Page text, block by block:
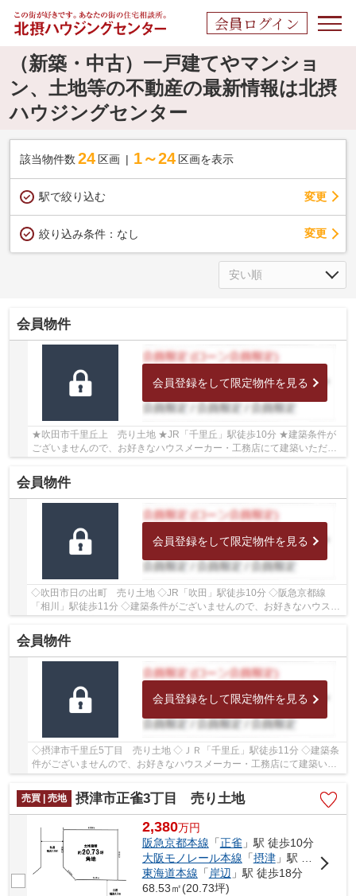
会員ログイン
（新築・中古）一戸建てやマンショ
ン、土地等の不動産の最新情報は北摂
ハウジングセンター
該当物件数 24 区画 1～24 区画を表示
駅で絞り込む 変更
絞り込み条件： なし 変更
会員物件
会員登録をして限定物件を見る
★吹田市千里丘上 売り土地 ★JR「千里丘」駅徒歩10分 ★建築条件が
ございませんので、お好きなハウスメーカー・工務店にて建築いただけ
ます ★土地面積約65.45坪(216.37㎡) ★建ぺい率60...
会員物件
会員登録をして限定物件を見る
◇吹田市日の出町 売り土地 ◇JR「吹田」駅徒歩10分 ◇阪急京都線
「相川」駅徒歩11分 ◇建築条件がございませんので、お好きなハウスメ
ーカー・工務店にて建築いただけます ◇土地面積44.5...
会員物件
会員登録をして限定物件を見る
◇摂津市千里丘5丁目 売り土地 ◇ＪＲ「千里丘」駅徒歩11分 ◇建築条
件がございませんので、お好きなハウスメーカー・工務店にて建築いた
だけます ◇土地面積71.7㎡ ◇建ぺい率60％、容積...
売買 | 売地
摂津市正雀3丁目 売り土地
2,380万円
阪急京都本線 「正雀 」駅 徒歩10分
大阪モノレール本線 「摂津」駅 徒歩16分
東海道本線 「岸辺 」駅 徒歩18分
68.53㎡(20.73坪)